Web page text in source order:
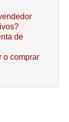
de
o comprar